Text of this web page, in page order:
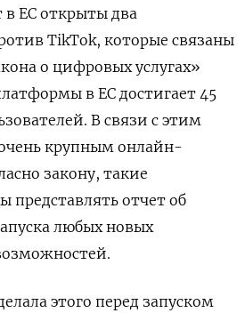
ЕС открыты два
TikTok, которые связаны
о цифровых услугах»
в ЕС достигает 45
В связи с этим
крупным онлайн-
закону, такие
отчет об
любых новых
этого перед запуском